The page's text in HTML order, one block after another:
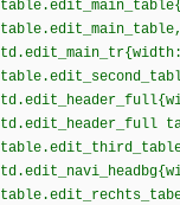
td.edit_header_full